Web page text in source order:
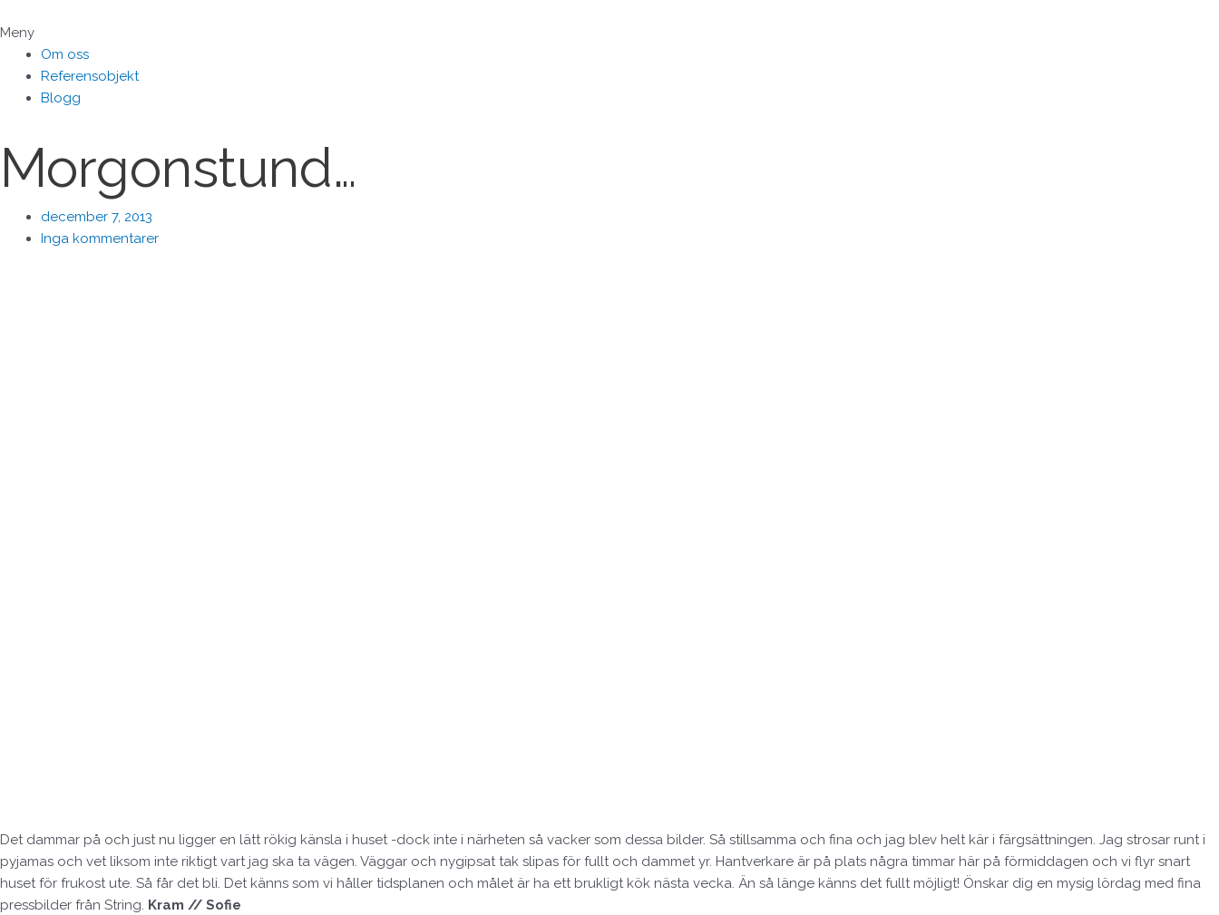
till
innehåll
Meny
Om oss
Referensobjekt
Blogg
Morgonstund…
december 7, 2013
Inga kommentarer
Det dammar på och just nu ligger en lätt rökig känsla i huset -dock inte i närheten så vacker som dessa bilder. Så stillsamma och fina och jag blev helt kär i färgsättningen. Jag strosar runt i
pyjamas och vet liksom inte riktigt vart jag ska ta vägen. Väggar och nygipsat tak slipas för fullt och dammet yr. Hantverkare är på plats några timmar här på förmiddagen och vi flyr snart
huset för frukost ute. Så får det bli. Det känns som vi håller tidsplanen och målet är ha ett brukligt kök nästa vecka. Än så länge känns det fullt möjligt! Önskar dig en mysig lördag med fina
pressbilder från String. Kram // Sofie